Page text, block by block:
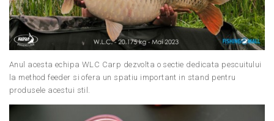
Anul acesta echipa WLC Carp dezvolta o sectie dedicata pescuitului
la method feeder si ofera un spatiu important in stand pentru
produsele acestui stil.